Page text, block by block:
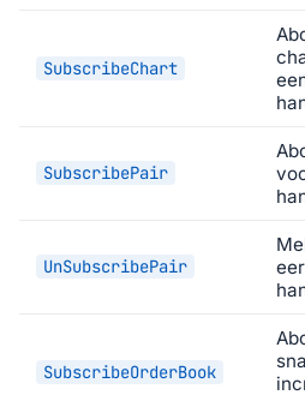
SubscribeChart
SubscribePair
UnSubscribePair
SubscribeOrderBook